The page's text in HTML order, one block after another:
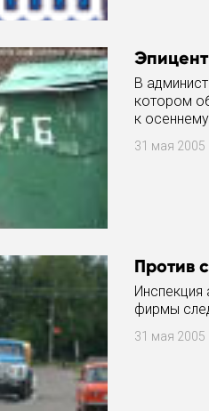
В
котором
к
свалками.
31 мая 2005
Против
Инспекция
фирмы
31 мая 2005